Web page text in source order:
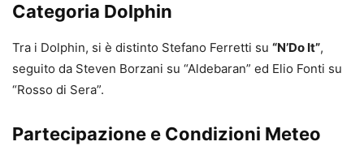
Categoria Dolphin
Tra i Dolphin, si è distinto Stefano Ferretti su “N’Do It”,
seguito da Steven Borzani su “Aldebaran” ed Elio Fonti su
“Rosso di Sera”.
Partecipazione e Condizioni Meteo